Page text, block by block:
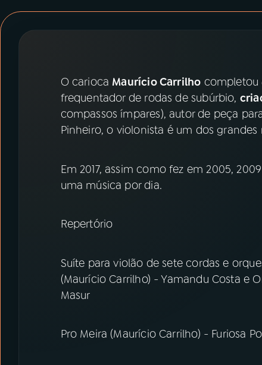
ACOMPANHE A RÁDIO MEC
YouTube Facebook
O carioca Maurício Carrilho completou
frequentador de rodas de subúrbio,
compassos ímpares), autor de peça
Pinheiro, o violonista é um dos
Em 2017, assim como fez em 2005,
uma música por dia.
Repertório
Suíte para violão de sete cordas e
(Maurício Carrilho) - Yamandu Costa e
Masur
Pro Meira (Maurício Carrilho) - Furiosa